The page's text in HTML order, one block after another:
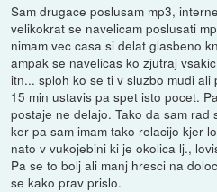
Sam drugace poslusam mp3,
velikokrat se navelicam poslusati
nimam vec casa si delat glasbeno
ampak se navelicas ko zjutraj
itn... sploh ko se ti v sluzbo mudi
15 min ustavis pa spet isto pocet.
postaje ne delajo. Tako da sam rad
ker pa sam imam tako relacijo kjer
nato v vukojebini ki je okolica lj.,
Pa se to bolj ali manj hresci na
se kako prav prislo.